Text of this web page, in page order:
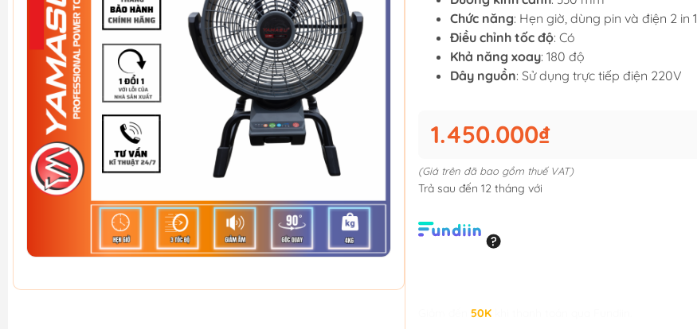
Chức năng: Hẹn giờ, dùng pin và điện 2 in 1
Điều chỉnh tốc độ: Có
Khả năng xoay: 180 độ
Dây nguồn: Sử dụng trực tiếp điện 220V
1.450.000₫
(Giá trên đã bao gồm thuế VAT)
Trả sau đến 12 tháng với
50K